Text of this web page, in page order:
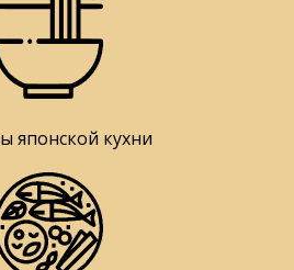
японской кухни